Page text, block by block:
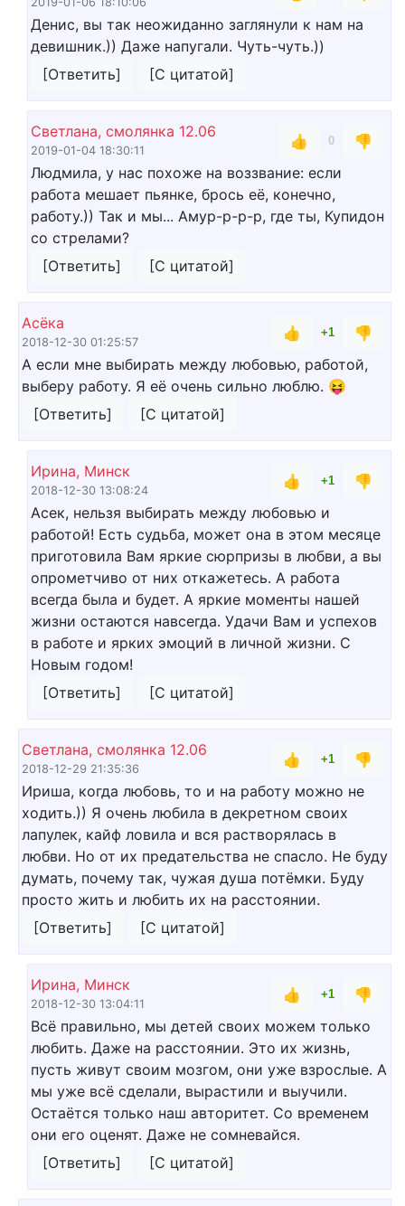
Денис, вы так неожиданно заглянули к нам на
девишник.)) Даже напугали. Чуть-чуть.))
[Ответить]
[С цитатой]
Светлана, смолянка 12.06
2019-01-04 18:30:11
👍 0
👎
Людмила, у нас похоже на воззвание: если
работа мешает пьянке, брось её, конечно,
работу.)) Так и мы... Амур-р-р-р, где ты, Купидон
со стрелами?
[Ответить]
[С цитатой]
Асёка
2018-12-30 01:25:57
👍 +1
👎
А если мне выбирать между любовью, работой,
выберу работу. Я её очень сильно люблю. 😝
[Ответить]
[С цитатой]
Ирина, Минск
2018-12-30 13:08:24
👍 +1
👎
Асек, нельзя выбирать между любовью и
работой! Есть судьба, может она в этом месяце
приготовила Вам яркие сюрпризы в любви, а вы
опрометчиво от них откажетесь. А работа
всегда была и будет. А яркие моменты нашей
жизни остаются навсегда. Удачи Вам и успехов
в работе и ярких эмоций в личной жизни. С
Новым годом!
[Ответить]
[С цитатой]
Светлана, смолянка 12.06
2018-12-29 21:35:36
👍 +1
👎
Ириша, когда любовь, то и на работу можно не
ходить.)) Я очень любила в декретном своих
лапулек, кайф ловила и вся растворялась в
любви. Но от их предательства не спасло. Не буду
думать, почему так, чужая душа потёмки. Буду
просто жить и любить их на расстоянии.
[Ответить]
[С цитатой]
Ирина, Минск
2018-12-30 13:04:11
👍 +1
👎
Всё правильно, мы детей своих можем только
любить. Даже на расстоянии. Это их жизнь,
пусть живут своим мозгом, они уже взрослые. А
мы уже всё сделали, вырастили и выучили.
Остаётся только наш авторитет. Со временем
они его оценят. Даже не сомневайся.
[Ответить]
[С цитатой]